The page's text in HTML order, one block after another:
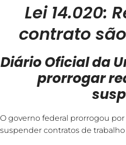
Lei 14.020:
contrato
Diário Oficial da
prorrogar
O governo federal prorrogou
suspender contratos de